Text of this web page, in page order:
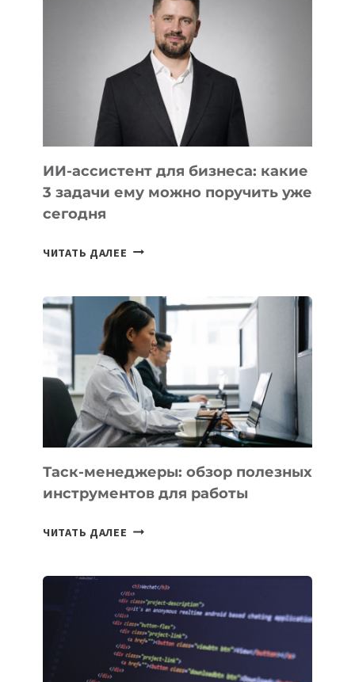
КОТОРЫЕ
РАЗВИВАЮТ
ТЕХНОЛОГИЧЕСКОЕ
ОБРАЗОВАНИЕ
ТАДЖИКИСТАНА
ИИ-ассистент для бизнеса: какие
3 задачи ему можно поручить уже
сегодня
ЧИТАТЬ ДАЛЕЕ ИИ-
БИЗНЕСА:
КАКИЕ
3
ЗАДАЧИ
ЕМУ
МОЖНО
ПОРУЧИТЬ
УЖЕ
СЕГОДНЯ
Таск-менеджеры: обзор полезных
инструментов для работы
ЧИТАТЬ ДАЛЕЕ ТАСК-
ПОЛЕЗНЫХ
ИНСТРУМЕНТОВ
ДЛЯ
РАБОТЫ